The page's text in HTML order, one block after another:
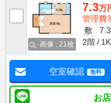
画像 : 21枚
7.3万
管理費
敷
2階
1K
空室確認 無料
お